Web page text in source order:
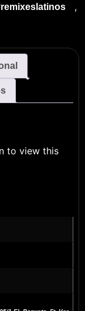
,
to view this